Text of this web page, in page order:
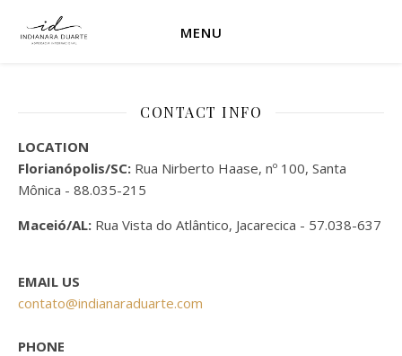
MENU
CONTACT INFO
LOCATION
Florianópolis/SC: Rua Nirberto Haase, nº 100, Santa
Mônica - 88.035-215
Maceió/AL: Rua Vista do Atlântico, Jacarecica - 57.038-637
EMAIL US
contato@indianaraduarte.com
PHONE